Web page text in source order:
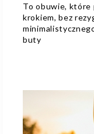
To obuwie, które
krokiem, bez
buty